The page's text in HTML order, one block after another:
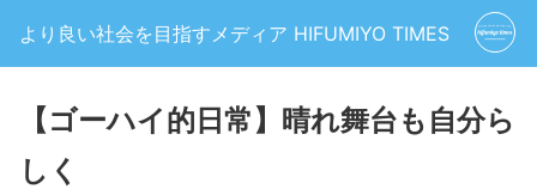
より良い社会を目指すメディア HIFUMIYO TIMES
【ゴーハイ的日常】晴れ舞台も自分ら
しく